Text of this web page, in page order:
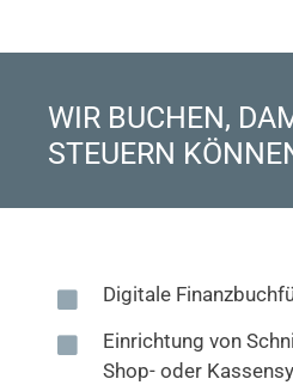
WIR BUCHEN,
STEUERN
Digitale
Einrichtung von
Shop- oder